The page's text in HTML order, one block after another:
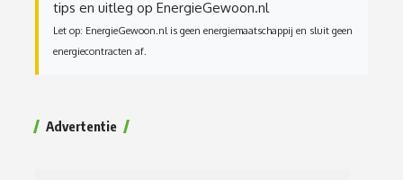
tips en uitleg op EnergieGewoon.nl
Let op: EnergieGewoon.nl is geen energiemaatschappij en sluit geen
energiecontracten af.
Advertentie